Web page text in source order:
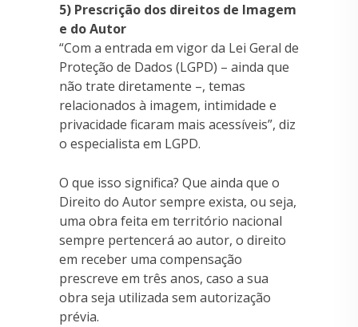
5) Prescrição dos direitos de Imagem
e do Autor
“Com a entrada em vigor da Lei Geral de
Proteção de Dados (LGPD) – ainda que
não trate diretamente –, temas
relacionados à imagem, intimidade e
privacidade ficaram mais acessíveis”, diz
o especialista em LGPD.
O que isso significa? Que ainda que o
Direito do Autor sempre exista, ou seja,
uma obra feita em território nacional
sempre pertencerá ao autor, o direito
em receber uma compensação
prescreve em três anos, caso a sua
obra seja utilizada sem autorização
prévia.